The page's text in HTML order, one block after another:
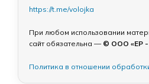
https://t.me/volojka
При любом использовании
сайт обязательна — © ООО «ЕР -
Политика в отношении